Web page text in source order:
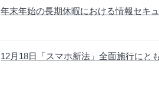
年末年始の長期休暇における情報セキ
12月18日「スマホ新法」全面施行にと